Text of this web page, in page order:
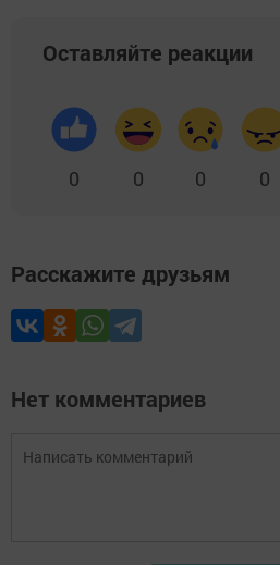
Оставляйте реакции
0 0 0 0
Расскажите друзьям
Нет комментариев